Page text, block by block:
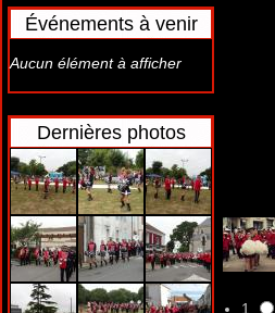
Événements à venir
Aucun élément à afficher
Dernières photos
1